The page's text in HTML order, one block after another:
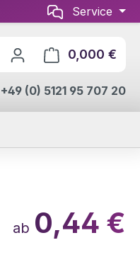
Service
0,000 €
+49 (0) 5121 95 707 20
ab 0,44 €